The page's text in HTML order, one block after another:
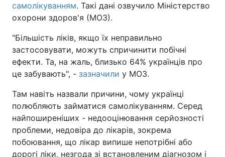
самолікуванням. Такі дані озвучило Міністерство
охорони здоров'я (МОЗ).
"Більшість ліків, якщо їх неправильно
застосовувати, можуть спричинити побічні
ефекти. Та, на жаль, близько 64% українців про
це забувають", - зазначили у МОЗ.
Там навіть назвали причини, чому українці
полюбляють займатися самолікуванням. Серед
найпоширеніших - недооцінювання серйозності
проблеми, недовіра до лікарів, зокрема
побоювання, що лікар випише непотрібні або
дорогі ліки, незгода зі встановленим діагнозом і